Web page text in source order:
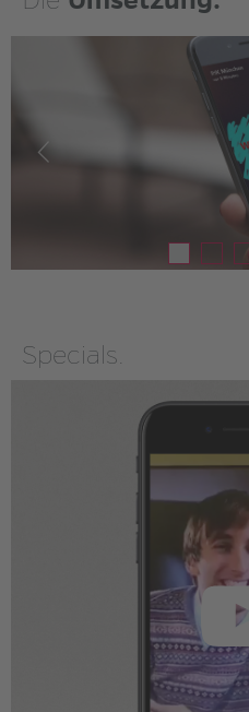
Specials.